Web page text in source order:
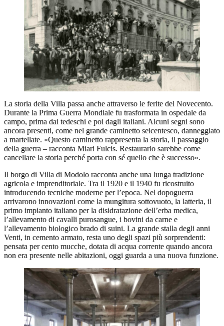
La storia della Villa passa anche attraverso le ferite del Novecento.
Durante la Prima Guerra Mondiale fu trasformata in ospedale da
campo, prima dai tedeschi e poi dagli italiani. Alcuni segni sono
ancora presenti, come nel grande caminetto seicentesco, danneggiato
a martellate. «Questo caminetto rappresenta la storia, il passaggio
della guerra – racconta Miari Fulcis. Restaurarlo sarebbe come
cancellare la storia perché porta con sé quello che è successo».
Il borgo di Villa di Modolo racconta anche una lunga tradizione
agricola e imprenditoriale. Tra il 1920 e il 1940 fu ricostruito
introducendo tecniche moderne per l’epoca. Nel dopoguerra
arrivarono innovazioni come la mungitura sottovuoto, la latteria, il
primo impianto italiano per la disidratazione dell’erba medica,
l’allevamento di cavalli purosangue, i bovini da carne e
l’allevamento biologico brado di suini. La grande stalla degli anni
Venti, in cemento armato, resta uno degli spazi più sorprendenti:
pensata per cento mucche, dotata di acqua corrente quando ancora
non era presente nelle abitazioni, oggi guarda a una nuova funzione.